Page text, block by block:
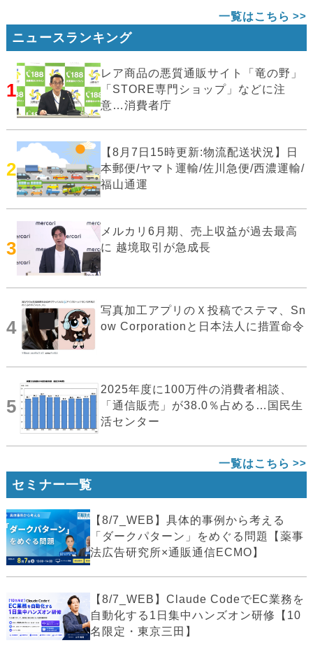
一覧はこちら
ニュースランキング
1
レア商品の悪質通販サイト「竜の野」
「STORE専門ショップ」などに注
意…消費者庁
2
【8月7日15時更新:物流配送状況】日
本郵便/ヤマト運輸/佐川急便/西濃運輸/
福山通運
3
メルカリ6月期、売上収益が過去最高
に 越境取引が急成長
4
写真加工アプリのＸ投稿でステマ、Sn
ow Corporationと日本法人に措置命令
5
2025年度に100万件の消費者相談、
「通信販売」が38.0％占める…国民生
活センター
一覧はこちら
セミナー一覧
【8/7_WEB】具体的事例から考える
「ダークパターン」をめぐる問題【薬事
法広告研究所×通販通信ECMO】
【8/7_WEB】Claude CodeでEC業務を
自動化する1日集中ハンズオン研修【10
名限定・東京三田】